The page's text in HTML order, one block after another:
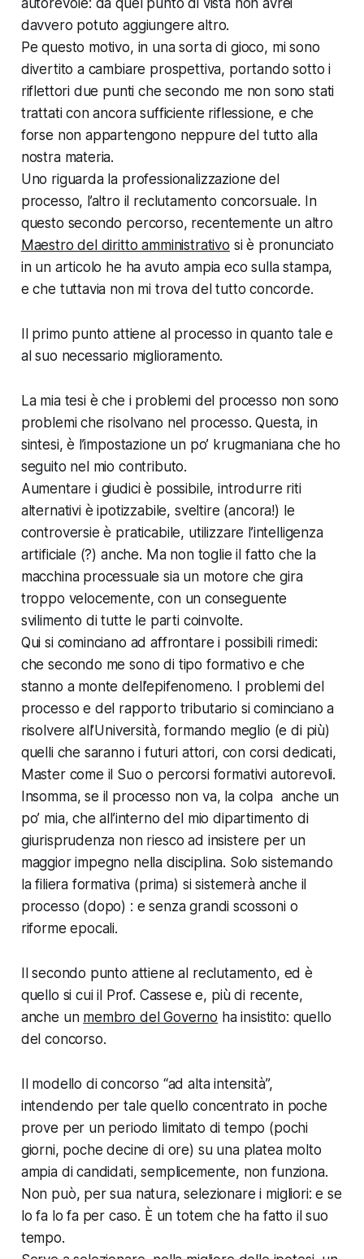
davvero potuto aggiungere altro.
Pe questo motivo, in una sorta di gioco, mi sono
divertito a cambiare prospettiva, portando sotto i
riflettori due punti che secondo me non sono stati
trattati con ancora sufficiente riflessione, e che
forse non appartengono neppure del tutto alla
nostra materia.
Uno riguarda la professionalizzazione del
processo, l’altro il reclutamento concorsuale. In
questo secondo percorso, recentemente un altro
Maestro del diritto amministrativo si è pronunciato
in un articolo he ha avuto ampia eco sulla stampa,
e che tuttavia non mi trova del tutto concorde.
Il primo punto attiene al processo in quanto tale e
al suo necessario miglioramento.
La mia tesi è che i problemi del processo non sono
problemi che risolvano nel processo. Questa, in
sintesi, è l’impostazione un po’ krugmaniana che ho
seguito nel mio contributo.
Aumentare i giudici è possibile, introdurre riti
alternativi è ipotizzabile, sveltire (ancora!) le
controversie è praticabile, utilizzare l’intelligenza
artificiale (?) anche. Ma non toglie il fatto che la
macchina processuale sia un motore che gira
troppo velocemente, con un conseguente
svilimento di tutte le parti coinvolte.
Qui si cominciano ad affrontare i possibili rimedi:
che secondo me sono di tipo formativo e che
stanno a monte dell’epifenomeno. I problemi del
processo e del rapporto tributario si cominciano a
risolvere all’Università, formando meglio (e di più)
quelli che saranno i futuri attori, con corsi dedicati,
Master come il Suo o percorsi formativi autorevoli.
Insomma, se il processo non va, la colpa anche un
po’ mia, che all’interno del mio dipartimento di
giurisprudenza non riesco ad insistere per un
maggior impegno nella disciplina. Solo sistemando
la filiera formativa (prima) si sistemerà anche il
processo (dopo) : e senza grandi scossoni o
riforme epocali.
Il secondo punto attiene al reclutamento, ed è
quello si cui il Prof. Cassese e, più di recente,
anche un membro del Governo ha insistito: quello
del concorso.
Il modello di concorso “ad alta intensità”,
intendendo per tale quello concentrato in poche
prove per un periodo limitato di tempo (pochi
giorni, poche decine di ore) su una platea molto
ampia di candidati, semplicemente, non funziona.
Non può, per sua natura, selezionare i migliori: e se
lo fa lo fa per caso. È un totem che ha fatto il suo
tempo.